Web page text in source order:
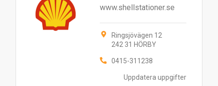
Uppdatera uppgifter
www.shellstationer.se
Ringsjövägen 12
242 31 HÖRBY
0415-311238